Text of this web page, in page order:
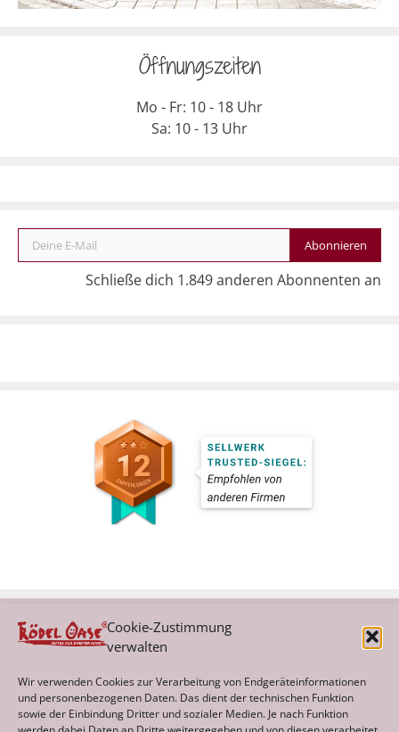
Cookie-Zustimmung
verwalten
Wir verwenden Cookies zur Verarbeitung von Endgeräteinformationen
und personenbezogenen Daten. Das dient der technischen Funktion
sowie der Einbindung Dritter und sozialer Medien. Je nach Funktion
Öffnungszeiten
Mo - Fr: 10 - 18 Uhr
Sa: 10 - 13 Uhr
Deine E-Mail
Abonnieren
Schließe dich 1.849 anderen Abonnenten an